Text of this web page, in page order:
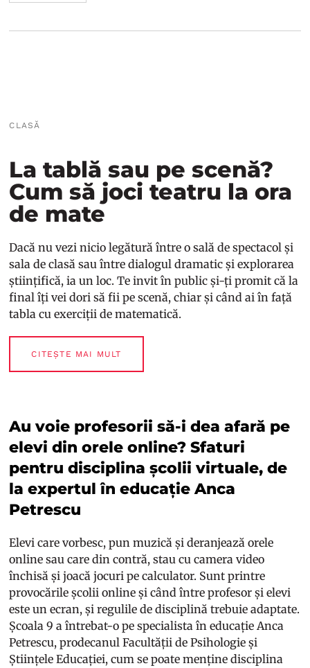
CLASĂ
La tablă sau pe scenă?
Cum să joci teatru la ora
de mate
Dacă nu vezi nicio legătură între o sală de spectacol și
sala de clasă sau între dialogul dramatic și explorarea
științifică, ia un loc. Te invit în public și-ți promit că la
final îți vei dori să fii pe scenă, chiar și când ai în față
tabla cu exerciții de matematică.
CITEȘTE MAI MULT
Au voie profesorii să-i dea afară pe
elevi din orele online? Sfaturi
pentru disciplina școlii virtuale, de
la expertul în educație Anca
Petrescu
Elevi care vorbesc, pun muzică și deranjează orele
online sau care din contră, stau cu camera video
închisă și joacă jocuri pe calculator. Sunt printre
provocările școlii online și când între profesor și elevi
este un ecran, și regulile de disciplină trebuie adaptate.
Școala 9 a întrebat-o pe specialista în educație Anca
Petrescu, prodecanul Facultății de Psihologie și
Științele Educației, cum se poate menține disciplina